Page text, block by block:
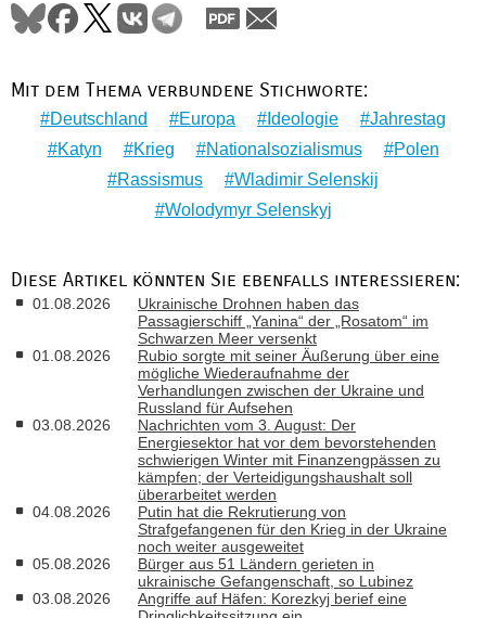
Mit dem Thema verbundene Stichworte:
Deutschland Europa Ideologie
Jahrestag
Katyn
Krieg Nationalsozialismus
Polen
Rassismus
Wladimir Selenskij
Wolodymyr Selenskyj
Diese Artikel könnten Sie ebenfalls interessieren:
01.08.2026
Ukrainische Drohnen haben das
Passagierschiff „Yanina“ der „Rosatom“ im
Schwarzen Meer versenkt
01.08.2026
Rubio sorgte mit seiner Äußerung über eine
mögliche Wiederaufnahme der
Verhandlungen zwischen der Ukraine und
Russland für Aufsehen
03.08.2026
Nachrichten vom 3. August: Der
Energiesektor hat vor dem bevorstehenden
schwierigen Winter mit Finanzengpässen zu
kämpfen; der Verteidigungshaushalt soll
überarbeitet werden
04.08.2026
Putin hat die Rekrutierung von
Strafgefangenen für den Krieg in der Ukraine
noch weiter ausgeweitet
05.08.2026
Bürger aus 51 Ländern gerieten in
ukrainische Gefangenschaft, so Lubinez
03.08.2026
Angriffe auf Häfen: Korezkyj berief eine